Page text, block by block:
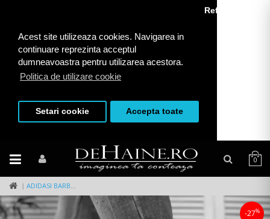
Acest site utilizeaza cookies. Navigarea in
continuare reprezinta acceptul
dumneavoastra pentru utilizarea acestora.
Politica de utilizare cookie
Refuza toate
Setari cookie Accepta toate
0
ADIDASI BARBATI ALBI 93 N10-4
-27%